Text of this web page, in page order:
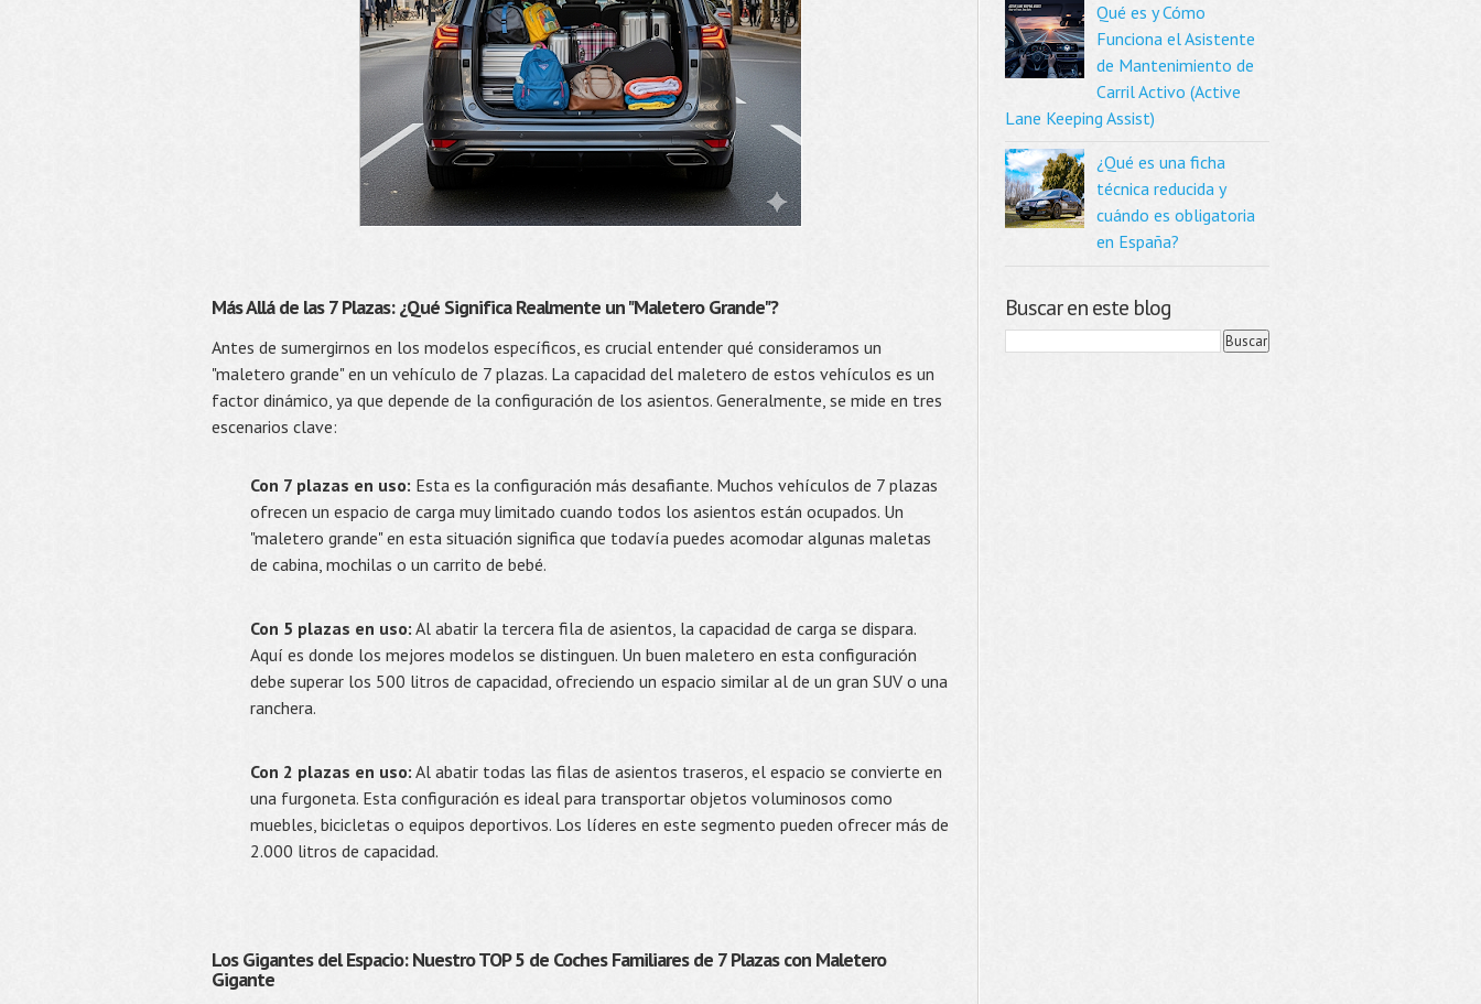
Más Allá de las 7 Plazas: ¿Qué Significa Realmente un "Maletero Grande"?
Antes de sumergirnos en los modelos específicos, es crucial entender qué consideramos un
"maletero grande" en un vehículo de 7 plazas. La capacidad del maletero de estos vehículos es un
factor dinámico, ya que depende de la configuración de los asientos. Generalmente, se mide en tres
escenarios clave:
Con 7 plazas en uso: Esta es la configuración más desafiante. Muchos vehículos de 7 plazas
ofrecen un espacio de carga muy limitado cuando todos los asientos están ocupados. Un
"maletero grande" en esta situación significa que todavía puedes acomodar algunas maletas
de cabina, mochilas o un carrito de bebé.
Con 5 plazas en uso: Al abatir la tercera fila de asientos, la capacidad de carga se dispara.
Aquí es donde los mejores modelos se distinguen. Un buen maletero en esta configuración
debe superar los 500 litros de capacidad, ofreciendo un espacio similar al de un gran SUV o una
ranchera.
Con 2 plazas en uso: Al abatir todas las filas de asientos traseros, el espacio se convierte en
una furgoneta. Esta configuración es ideal para transportar objetos voluminosos como
muebles, bicicletas o equipos deportivos. Los líderes en este segmento pueden ofrecer más de
2.000 litros de capacidad.
Los Gigantes del Espacio: Nuestro TOP 5 de Coches Familiares de 7 Plazas con Maletero
Gigante
Qué es y Cómo
Funciona el Asistente
de Mantenimiento de
Carril Activo (Active
Lane Keeping Assist)
¿Qué es una ficha
técnica reducida y
cuándo es obligatoria
en España?
Buscar en este blog